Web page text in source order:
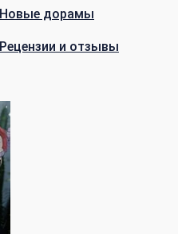
Новые дорамы
Рецензии и отзывы